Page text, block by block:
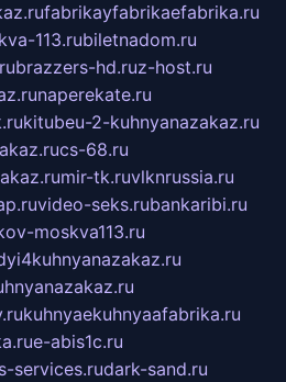
fabrikayfabrikaefabrika.ru
113.rubiletnadom.ru
brazzers-hd.ruz-host.ru
naperekate.ru
kitubeu-2-kuhnyanazakaz.ru
cs-68.ru
mir-tk.ruvlknrussia.ru
video-seks.rubankaribi.ru
moskva113.ru
kuhnyaekuhnyaafabrika.ru
e-abis1c.ru
services.rudark-sand.ru